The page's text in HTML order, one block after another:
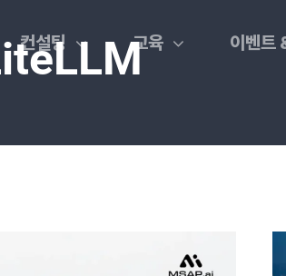
컨설팅 교육 이벤트